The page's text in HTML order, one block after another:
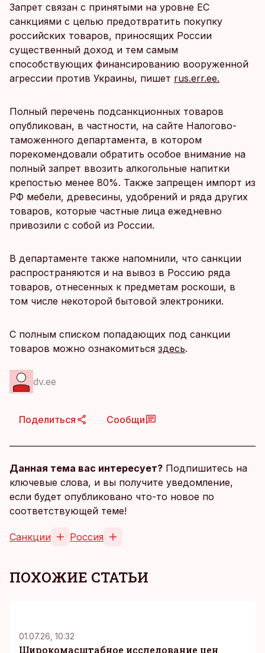
Запрет связан с принятыми на уровне ЕС
санкциями с целью предотвратить покупку
российских товаров, приносящих России
существенный доход и тем самым
способствующих финансированию вооруженной
агрессии против Украины, пишет rus.err.ee.
Полный перечень подсанкционных товаров
опубликован, в частности, на сайте Налогово-
таможенного департамента, в котором
порекомендовали обратить особое внимание на
полный запрет ввозить алкогольные напитки
крепостью менее 80%. Также запрещен импорт из
РФ мебели, древесины, удобрений и ряда других
товаров, которые частные лица ежедневно
привозили с собой из России.
В департаменте также напомнили, что санкции
распространяются и на вывоз в Россию ряда
товаров, отнесенных к предметам роскоши, в
том числе некоторой бытовой электроники.
C полным списком попадающих под санкции
товаров можно ознакомиться здесь.
dv.ee
Поделиться Сообщи
Данная тема вас интересует? Подпишитесь на
ключевые слова, и вы получите уведомление,
если будет опубликовано что-то новое по
соответствующей теме!
Санкции Россия
ПОХОЖИЕ СТАТЬИ
01.07.26, 10:32
Широкомасштабное исследование цен